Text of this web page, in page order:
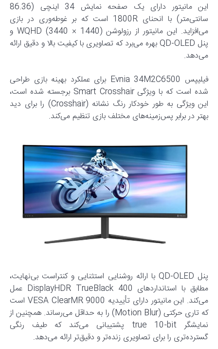
این مانیتور دارای یک صفحه نمایش 34 اینچی (86.36
سانتی‌متر) با انحنای 1800R است که بر غوطه‌وری در بازی
می‌افزاید. این مانیتور از رزولوشن WQHD (3440 × 1440) و
پنل QD-OLED بهره می‌برد که تصاویری با کیفیت بالا و دقیق ارائه
می‌دهد.
فیلیپس Evnia 34M2C6500 برای عملکرد بهینه بازی طراحی
شده است که با ویژگی Smart Crosshair برجسته شده است،
این ویژگی به طور خودکار رنگ نشانه (Crosshair) را برای دید
بهتر در برابر پس‌زمینه‌های مختلف بازی تنظیم می‌کند.
پنل QD-OLED با ارائه روشنایی استثنایی و کنتراست بی‌نهایت،
مطابق با استانداردهای DisplayHDR TrueBlack 400 عمل
می‌کند. این مانیتور دارای تأییدیه VESA ClearMR 9000 است
که تاری حرکتی (Motion Blur) را به حداقل می‌رساند. همچنین از
نمایشگر true 10-bit پشتیبانی می‌کند که طیف رنگی
گسترده‌تری را برای تصاویری زنده‌تر و دقیق‌تر ارائه می‌دهد.